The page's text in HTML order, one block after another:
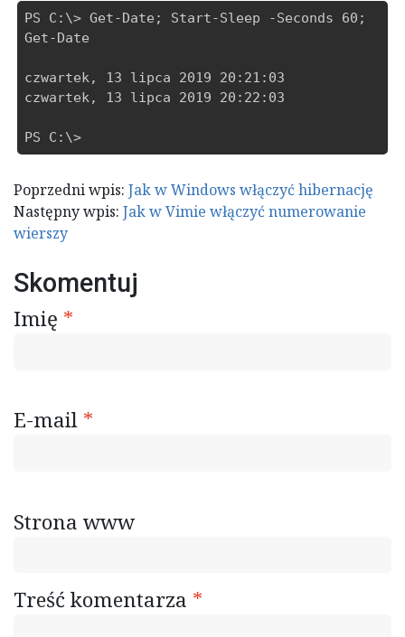
PS C:\> Get-Date; Start-Sleep -Seconds 60;
Get-Date
czwartek, 13 lipca 2019 20:21:03
czwartek, 13 lipca 2019 20:22:03
PS C:\>
Nawigacja
wpisu
Poprzedni wpis: Jak w Windows włączyć hibernację
Następny wpis: Jak w Vimie włączyć numerowanie
wierszy
Skomentuj
Imię *
E-mail *
Strona www
Treść komentarza *